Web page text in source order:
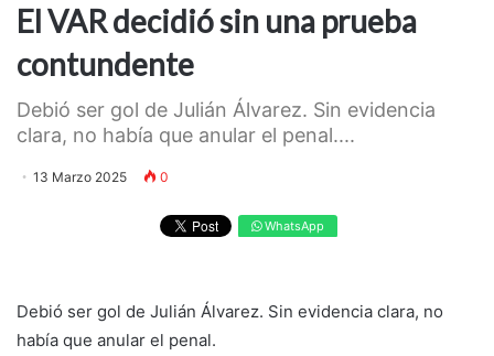
El VAR decidió sin una prueba
contundente
Debió ser gol de Julián Álvarez. Sin evidencia
clara, no había que anular el penal....
13 Marzo 2025 0
WhatsApp
Debió ser gol de Julián Álvarez. Sin evidencia clara, no
había que anular el penal.